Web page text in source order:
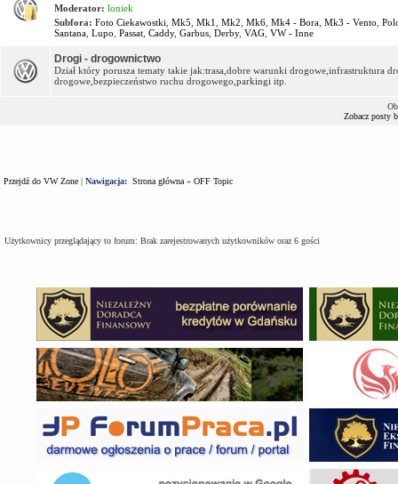
Moderator: loniek
Subfora: Foto Ciekawostki Mk5 Mk1 Mk2 Mk6 Mk4 - Bora Mk3 - Vento
Santana Lupo Passat Caddy, Garbus Derby, VAG VW - Inne
Drogi - drogownictwo
Dział który porusza tematy takie jak:trasa,dobre warunki drogowe,infrastruktura
drogowe,bezpieczeństwo ruchu drogowego,parkingi itp.
Zobacz posty
Przejdź do VW Zone | Nawigacja: Strona główna » OFF Topic
Użytkownicy przeglądający to forum: Brak zarejestrowanych użytkowników oraz 6 gości